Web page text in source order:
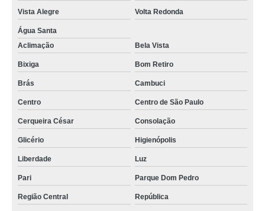
Vista Alegre Volta Redonda
Água Santa
Aclimação
Bela Vista
Bixiga Bom Retiro
Brás Cambuci
Centro Centro de São Paulo
Cerqueira César Consolação
Glicério Higienópolis
Liberdade Luz
Pari Parque Dom Pedro
Região Central República